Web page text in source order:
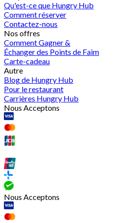
Qu'est-ce que Hungry Hub
Comment réserver
Contactez-nous
Nos offres
Comment Gagner &
Échanger des Points de Faim
Carte-cadeau
Autre
Blog de Hungry Hub
Pour le restaurant
Carrières Hungry Hub
Nous Acceptons
Nous Acceptons